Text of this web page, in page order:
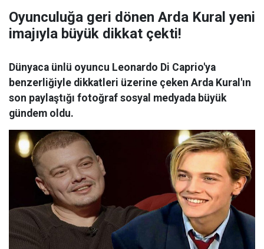
Oyunculuğa geri dönen Arda Kural yeni
imajıyla büyük dikkat çekti!
Dünyaca ünlü oyuncu Leonardo Di Caprio'ya
benzerliğiyle dikkatleri üzerine çeken Arda Kural'ın
son paylaştığı fotoğraf sosyal medyada büyük
gündem oldu.